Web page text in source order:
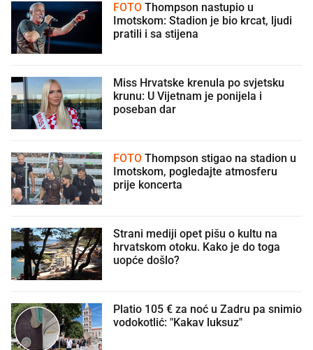
FOTO
Imotskom: Stadion je bio krcat, ljudi
pratili i sa stijena
Miss Hrvatske krenula po svjetsku
krunu: U Vijetnam je ponijela i
poseban dar
FOTO
Imotskom, pogledajte atmosferu
prije koncerta
Strani mediji opet pišu o kultu na
hrvatskom otoku. Kako je do toga
uopće došlo?
Platio 105 € za noć u Zadru pa snimio
vodokotlić: "Kakav luksuz"